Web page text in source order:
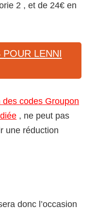
2 , et de 24€ en
LENNI
des codes Groupon
, ne peut pas
une réduction
donc l’occasion